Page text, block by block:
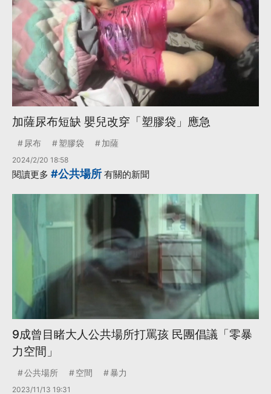
加薩尿布短缺 嬰兒改穿「塑膠袋」應急
尿布 塑膠袋 加薩
2024/2/20 18:58
閱讀更多 #公共場所 有關的新聞
9成曾目睹大人公共場所打罵孩 民團倡議「零暴
力空間」
公共場所 空間 暴力
2023/11/13 19:31